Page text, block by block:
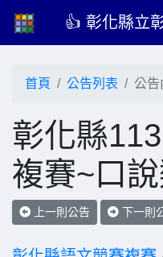
👍 彰化縣立
首頁 公告列表 公告
彰化縣
複賽~口
上一則公告 下一則